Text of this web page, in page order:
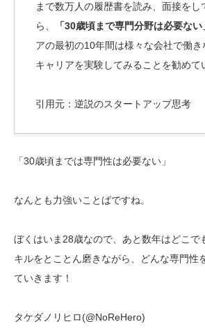
まで数万人の履歴書を読み、面接をし
ら、
「30歳頃まで専門分野は必要ない
アの最初の10年間は様々な会社で働
キャリアを実験してみることを勧めて
引用元：逆説のスタートアップ思考
「30歳頃までは専門性は必要ない」
なんとも力強いことばですね。
ぼくはいま28歳なので、あと数年はどこで
キルをとことん磨きながら、どんな専門性
ていきます！
タケダノリヒロ(@NoReHero)